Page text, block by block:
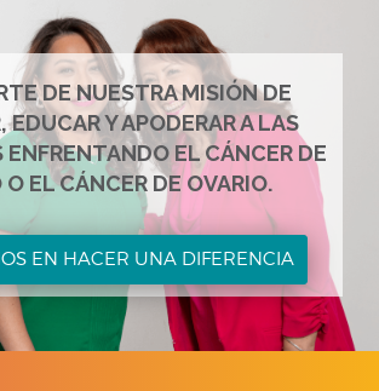
DE NUESTRA MISIÓN DE
EDUCAR Y APODERAR A LAS
ENFRENTANDO EL CÁNCER DE
O EL CÁNCER DE OVARIO.
EN HACER UNA DIFERENCIA